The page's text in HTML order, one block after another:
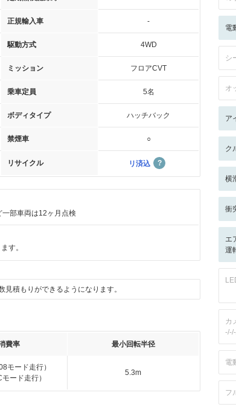
正規輸入車 -
駆動方式 4WD
ミッション フロアCVT
乗車定員 5名
ボディタイプ ハッチバック
禁煙車 ○
リサイクル リ済込
部車両は12ヶ月点検
す。
積もりができるようになります。
費率 最小回転半径
モード走行）
ード走行）
5.3m
電
シ
オ
ア
ク
横
衝
エ
運
カ
電
フ